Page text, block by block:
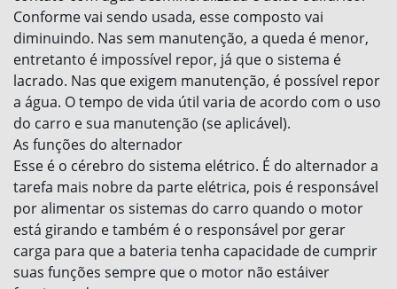
Conforme vai sendo usada, esse composto vai
diminuindo. Nas sem manutenção, a queda é menor,
entretanto é impossível repor, já que o sistema é
lacrado. Nas que exigem manutenção, é possível repor
a água. O tempo de vida útil varia de acordo com o uso
do carro e sua manutenção (se aplicável).
As funções do alternador
Esse é o cérebro do sistema elétrico. É do alternador a
tarefa mais nobre da parte elétrica, pois é responsável
por alimentar os sistemas do carro quando o motor
está girando e também é o responsável por gerar
carga para que a bateria tenha capacidade de cumprir
suas funções sempre que o motor não estáiver